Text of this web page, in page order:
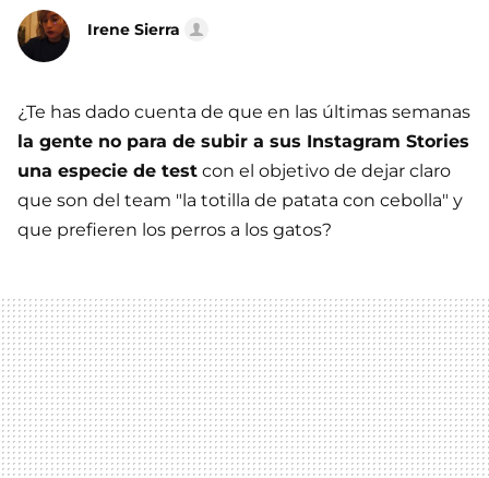
Irene Sierra
¿Te has dado cuenta de que en las últimas semanas
la gente no para de subir a sus Instagram Stories
una especie de test con el objetivo de dejar claro
que son del team "la totilla de patata con cebolla" y
que prefieren los perros a los gatos?